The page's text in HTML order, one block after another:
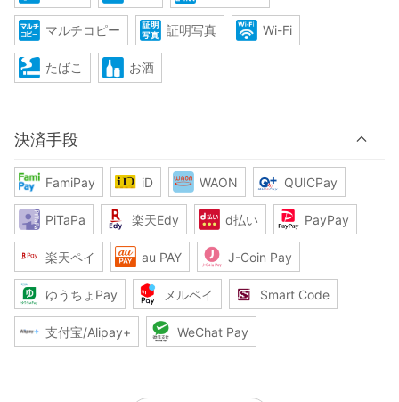
マルチコピー 証明写真 Wi-Fi
たばこ お酒
決済手段
FamiPay iD WAON QUICPay
PiTaPa 楽天Edy d払い PayPay
楽天ペイ au PAY J-Coin Pay
ゆうちょPay メルペイ Smart Code
支付宝/Alipay+ WeChat Pay